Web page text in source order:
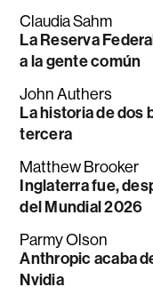
Claudia Sahm
La Reserva
a la gente común
John Authers
La historia de dos
tercera
Matthew Brooker
Inglaterra fue,
del Mundial 2026
Parmy Olson
Anthropic acaba
Nvidia